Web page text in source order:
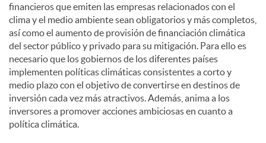
financieros que emiten las empresas relacionados con el
clima y el medio ambiente sean obligatorios y más completos,
así como el aumento de provisión de financiación climática
del sector público y privado para su mitigación. Para ello es
necesario que los gobiernos de los diferentes países
implementen políticas climáticas consistentes a corto y
medio plazo con el objetivo de convertirse en destinos de
inversión cada vez más atractivos. Además, anima a los
inversores a promover acciones ambiciosas en cuanto a
política climática.